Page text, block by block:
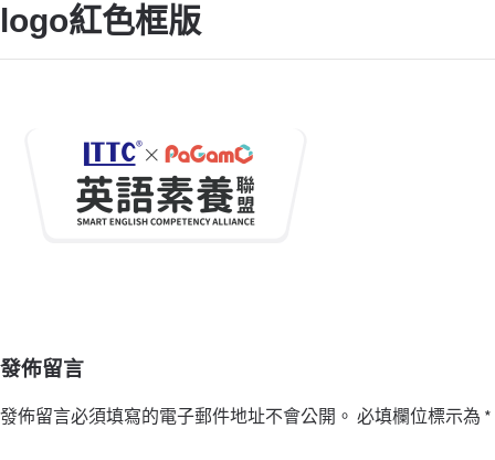
logo紅色框版
發佈留言
發佈留言必須填寫的電子郵件地址不會公開。 必填欄位標示為 *